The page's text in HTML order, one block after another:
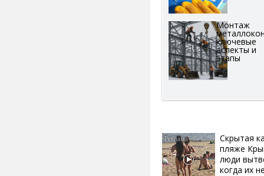
Монтаж
ключевые
аспекты и
этапы
Скрытая
пляже
люди
когда их